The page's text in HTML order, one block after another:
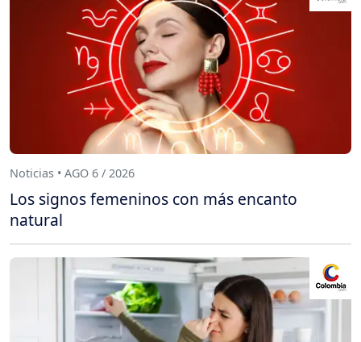
Noticias • AGO 6 / 2026
Los signos femeninos con más encanto
natural